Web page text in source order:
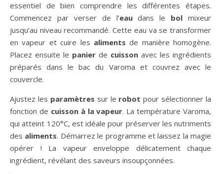
essentiel de bien comprendre les différentes étapes.
Commencez par verser de l’eaudans le bol mixeur
jusqu’au niveau recommandé. Cette eau va se transformer
en vapeur et cuire les aliments de manière homogène.
Placez ensuite le panier de cuisson avec les ingrédients
préparés dans le bac du Varoma et couvrez avec le
couvercle.
Ajustez les paramètres sur le robot pour sélectionner la
fonction de cuisson à la vapeur. La température Varoma,
qui atteint 120°C, est idéale pour préserver les nutriments
des aliments. Démarrez le programme et laissez la magie
opérer ! La vapeur enveloppe délicatement chaque
ingrédient, révélant des saveurs insoupçonnées.